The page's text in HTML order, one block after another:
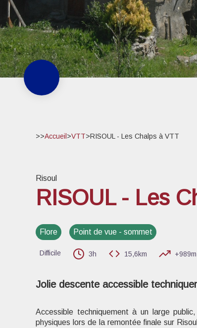
>>Accueil >VTT>RISOUL - Les Chalps à VTT
Risoul
RISOUL - Les
Flore Point de vue - sommet
Difficile 3h 15,6km +989m
Jolie descente accessible
Accessible techniquement à un large
physiques lors de la remontée finale sur